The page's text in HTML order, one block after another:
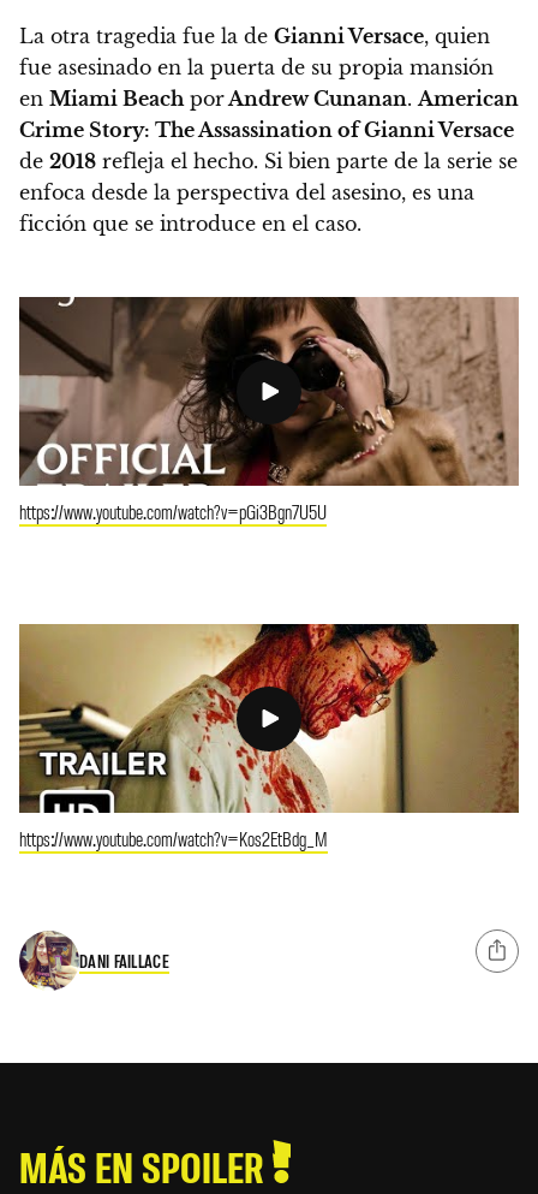
La otra tragedia fue la de Gianni Versace, quien
fue asesinado en la puerta de su propia mansión
en Miami BeachporAndrew Cunanan.American
Crime Story: The Assassination of Gianni Versace
de 2018 refleja el hecho. Si bien parte de la serie se
enfoca desde la perspectiva del asesino, es una
ficción que se introduce en el caso.
https://www.youtube.com/watch?v=pGi3Bgn7U5U
https://www.youtube.com/watch?v=Kos2EtBdg_M
DANI FAILLACE
MÁS EN SPOILER